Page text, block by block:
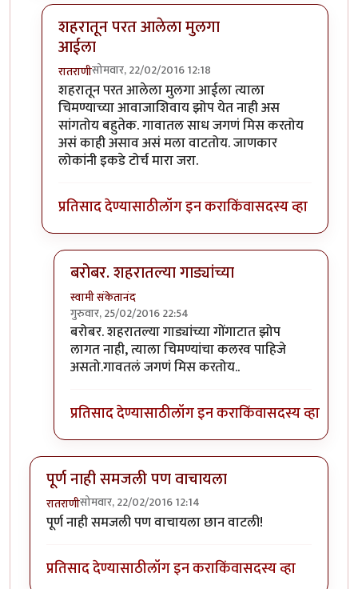
शहरातून परत आलेला मुलगा
आईला
रातराणीसोमवार, 22/02/2016 12:18
In reply toखुप आवडली.. फक्त शेवटच्याby
शहरातून परत आलेला मुलगा आईला त्याला
चिमण्याच्या आवाजाशिवाय झोप येत नाही अस
सांगतोय बहुतेक. गावातल साध जगणं मिस करतोय
असं काही असाव असं मला वाटतोय. जाणकार
लोकांनी इकडे टोर्च मारा जरा.
प्रतिसाद देण्यासाठीलॉग इन कराकिंवासदस्य व्हा
बरोबर. शहरातल्या गाड्यांच्या
स्वामी संकेतानंद
गुरुवार, 25/02/2016 22:54
In reply toशहरातून परत आलेला मुलगा आईला
बरोबर. शहरातल्या गाड्यांच्या गोंगाटात झोप
लागत नाही, त्याला चिमण्यांचा कलरव पाहिजे
असतो.गावतलं जगणं मिस करतोय..
प्रतिसाद देण्यासाठीलॉग इन कराकिंवासदस्य व्हा
पूर्ण नाही समजली पण वाचायला
रातराणीसोमवार, 22/02/2016 12:14
पूर्ण नाही समजली पण वाचायला छान वाटली!
प्रतिसाद देण्यासाठीलॉग इन कराकिंवासदस्य व्हा